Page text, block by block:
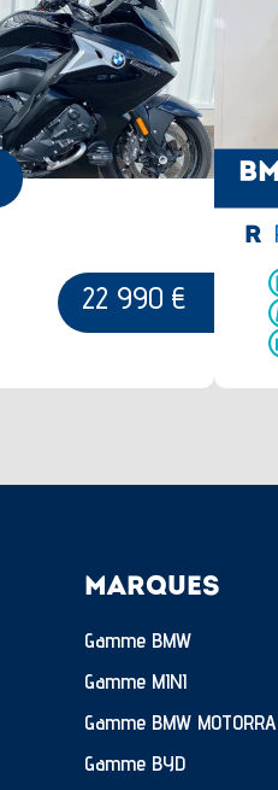
22 990 €
R
MARQUES
Gamme BMW
Gamme MINI
Gamme BMW
Gamme BYD